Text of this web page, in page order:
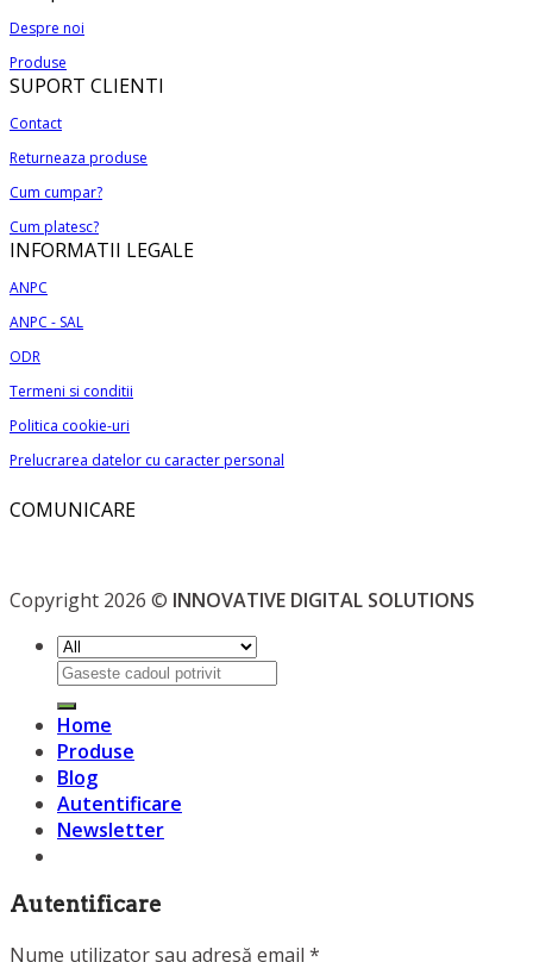
produsului.
pot
fi
alese
pagina
produsului.
are
mai
multe
variații.
Opțiunile
pot
fi
alese
în
pagina
produsului.
Despre noi
Produse
SUPORT CLIENTI
Contact
Returneaza produse
Cum cumpar?
Cum platesc?
INFORMATII LEGALE
ANPC
ANPC - SAL
ODR
Termeni si conditii
Politica cookie-uri
Prelucrarea datelor cu caracter personal
COMUNICARE
Copyright 2026 © INNOVATIVE DIGITAL SOLUTIONS
Caută
după:
Home
Produse
Blog
Autentificare
Newsletter
Autentificare
Nume utilizator sau adresă email *